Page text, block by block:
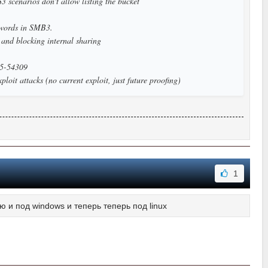
in SMB3.
blocking internal sharing
54309
attacks (no current exploit, just future proofing)
1
и под windows и теперь теперь под linux